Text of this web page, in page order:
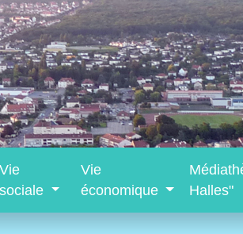
Vie
sociale
Vie
économique
Halles"